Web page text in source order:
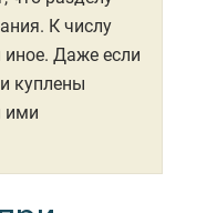
К числу
иное. Даже если
куплены
ими